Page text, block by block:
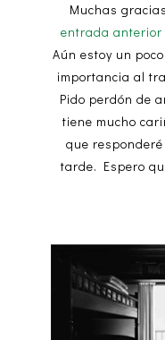
Muchas
entrada anterior
Aún estoy un
importancia al
Pido perdón de
tiene mucho
que
tarde. Espero